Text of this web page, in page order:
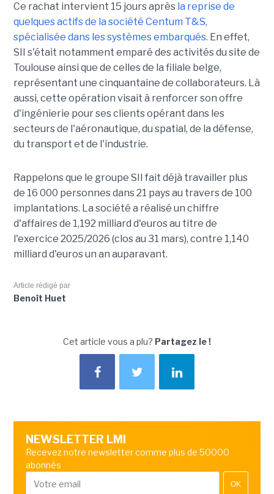
Ce rachat intervient 15 jours après la reprise de
quelques actifs de la société Centum T&S,
spécialisée dans les systèmes embarqués. En effet,
SII s'était notamment emparé des activités du site de
Toulouse ainsi que de celles de la filiale belge,
représentant une cinquantaine de collaborateurs. Là
aussi, cette opération visait à renforcer son offre
d'ingénierie pour ses clients opérant dans les
secteurs de l'aéronautique, du spatial, de la défense,
du transport et de l'industrie.
Rappelons que le groupe SII fait déjà travailler plus
de 16 000 personnes dans 21 pays au travers de 100
implantations. La société a réalisé un chiffre
d'affaires de 1,192 milliard d'euros au titre de
l'exercice 2025/2026 (clos au 31 mars), contre 1,140
milliard d'euros un an auparavant.
Article rédigé par
Benoît Huet
Cet article vous a plu? Partagez le !
NEWSLETTER LMI
Recevez notre newsletter comme plus de 50000
abonnés
OK